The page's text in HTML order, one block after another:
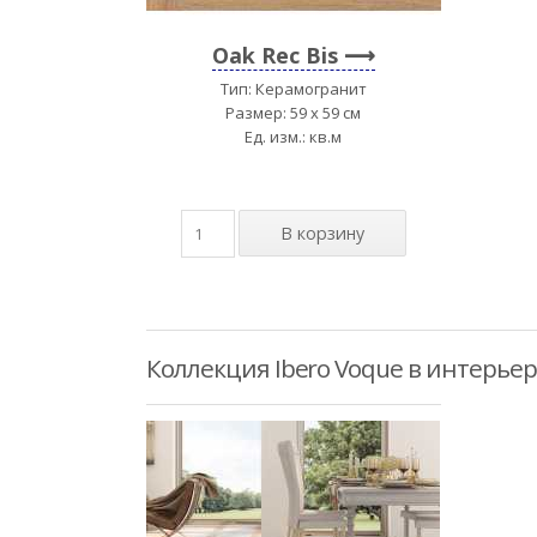
Oak Rec Bis
Тип: Керамогранит
Размер: 59 x 59 см
Ед. изм.: кв.м
Коллекция Ibero Voque в